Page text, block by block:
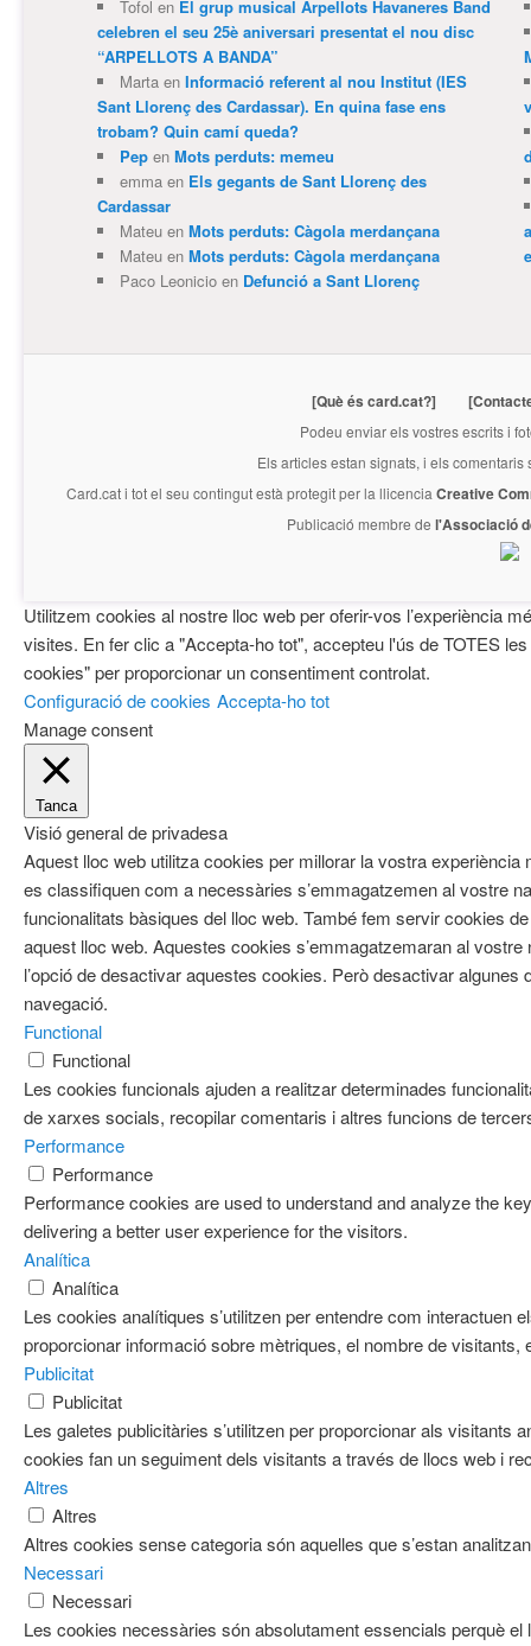
Tofol en El grup musical Arpellots Havaneres Band
celebren el seu 25è aniversari presentat el nou disc
“ARPELLOTS A BANDA”
Martaen Informació referent al nou Institut (IES
Sant Llorenç des Cardassar). En quina fase ens
trobam? Quin camí queda?
Pepen Mots perduts: memeu
emmaen Els gegants de Sant Llorenç des
Cardassar
Mateuen Mots perduts: Càgola merdançana
Mateuen Mots perduts: Càgola merdançana
Paco Leonicioen Defunció a Sant Llorenç
[Què és card.cat?]
Podeu enviar els vostres escrits i
Els articles estan signats, i els
Card.cati tot el seu contingut està protegit per la llicencia Creative
Publicació membre de l'Associació
Utilitzem cookies al nostre lloc web per oferir-vos l’experiència
visites. En fer clic a "Accepta-ho tot", accepteu l'ús de TOTES
cookies" per proporcionar un consentiment controlat.
Configuració de cookies Accepta-ho tot
Manage consent
Tanca
Visió general de privadesa
Aquest lloc web utilitza cookies per millorar la vostra
es classifiquen com a necessàries s’emmagatzemen al vostre
funcionalitats bàsiques del lloc web. També fem servir cookies
aquest lloc web. Aquestes cookies s’emmagatzemaran al
l’opció de desactivar aquestes cookies. Però desactivar
navegació.
Functional
Functional
Les cookies funcionals ajuden a realitzar determinades
de xarxes socials, recopilar comentaris i altres funcions de
Performance
Performance
Performance cookies are used to understand and analyze the
delivering a better user experience for the visitors.
Analítica
Analítica
Les cookies analítiques s’utilitzen per entendre com interactuen
proporcionar informació sobre mètriques, el nombre de visitants,
Publicitat
Publicitat
Les galetes publicitàries s’utilitzen per proporcionar als
cookies fan un seguiment dels visitants a través de llocs web i
Altres
Altres
Altres cookies sense categoria són aquelles que s’estan
Necessari
Necessari
Les cookies necessàries són absolutament essencials perquè